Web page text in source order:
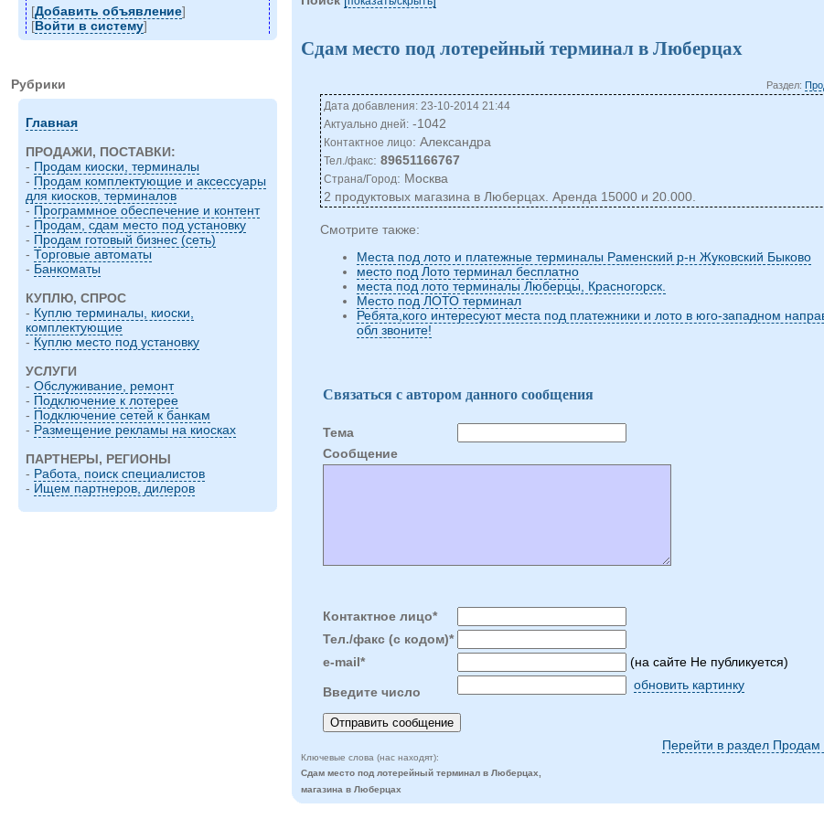
[Добавить объявление]
[Войти в систему]
Рубрики
Главная
ПРОДАЖИ, ПОСТАВКИ:
- Продам киоски, терминалы
- Продам комплектующие и аксессуары
для киосков, терминалов
- Программное обеспечение и контент
- Продам, сдам место под установку
- Продам готовый бизнес (сеть)
- Торговые автоматы
- Банкоматы
КУПЛЮ, СПРОС
- Куплю терминалы, киоски,
комплектующие
- Куплю место под установку
УСЛУГИ
- Обслуживание, ремонт
- Подключение к лотерее
- Подключение сетей к банкам
- Размещение рекламы на киосках
ПАРТНЕРЫ, РЕГИОНЫ
- Работа, поиск специалистов
- Ищем партнеров, дилеров
Сдам место под лотерейный терминал в Люберцах
Раздел:
Дата добавления: 23-10-2014 21:44
Актуально дней: -1042
Контактное лицо: Александра
Тел./факс:89651166767
Страна/Город: Москва
2 продуктовых магазина в Люберцах. Аренда 15000 и 20.000.
Смотрите также:
Места под лото и платежные терминалы Раменский р-н Жуковский Быково
место под Лото терминал бесплатно
места под лото терминалы Люберцы, Красногорск.
Место под ЛОТО терминал
Ребята,кого интересуют места под платежники и лото в юго-западном
обл звоните!
Связаться с автором данного сообщения
Тема
Cообщение
Контактное лицо*
Тел./факс (с кодом)*
e-mail*
(на сайте Не публикуется)
Введите число обновить картинку
Перейти в раздел Продам
Ключевые слова (нас находят):
Сдам место под лотерейный терминал в Люберцах,
магазина в Люберцах